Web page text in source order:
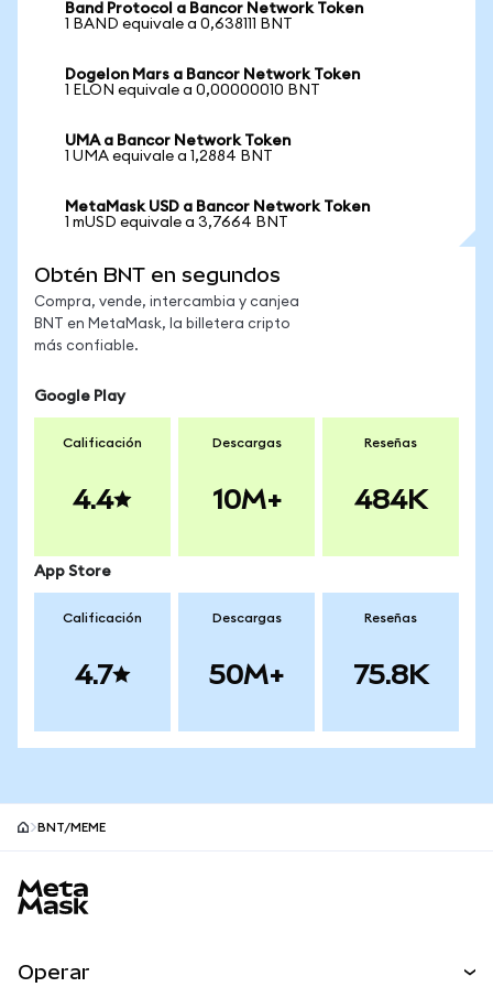
Band Protocol a Bancor Network Token
1 BAND equivale a 0,638111 BNT
Dogelon Mars a Bancor Network Token
1 ELON equivale a 0,00000010 BNT
UMA a Bancor Network Token
1 UMA equivale a 1,2884 BNT
MetaMask USD a Bancor Network Token
1 mUSD equivale a 3,7664 BNT
Obtén BNT en segundos
Compra, vende, intercambia y canjea
BNT en MetaMask, la billetera cripto
más confiable.
Google Play
Calificación
4.4
Descargas
10M+
Reseñas
484K
App Store
Calificación
4.7
Descargas
50M+
Reseñas
75.8K
BNT/MEME
Operar